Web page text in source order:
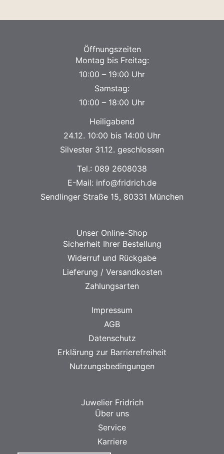
Öffnungszeiten
Montag bis Freitag:
10:00 – 19:00 Uhr
Samstag:
10:00 – 18:00 Uhr
Heiligabend
24.12. 10:00 bis 14:00 Uhr
Silvester 31.12. geschlossen
Tel.: 089 2608038
E-Mail: info@fridrich.de
Sendlinger Straße 15, 80331 München
Unser Online-Shop
Sicherheit Ihrer Bestellung
Widerruf und Rückgabe
Lieferung / Versandkosten
Zahlungsarten
Impressum
AGB
Datenschutz
Erklärung zur Barrierefreiheit
Nutzungsbedingungen
Juwelier Fridrich
Über uns
Service
Karriere